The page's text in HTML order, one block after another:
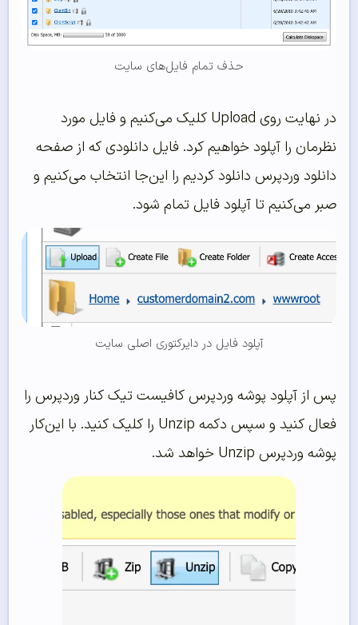
حذف تمام فایل‌های سایت
در نهایت روی Upload کلیک می‌کنیم و فایل مورد
نظرمان را آپلود خواهیم کرد. فایل دانلودی که از صفحه
دانلود وردپرس دانلود کردیم را این‌جا انتخاب می‌کنیم و
صبر می‌کنیم تا آپلود فایل تمام شود.
آپلود فایل در دایرکتوری اصلی سایت
پس از آپلود پوشه وردپرس کافیست تیک کنار وردپرس را
فعال کنید و سپس دکمه Unzip را کلیک کنید. با این‌کار
پوشه وردپرس Unzip خواهد شد.